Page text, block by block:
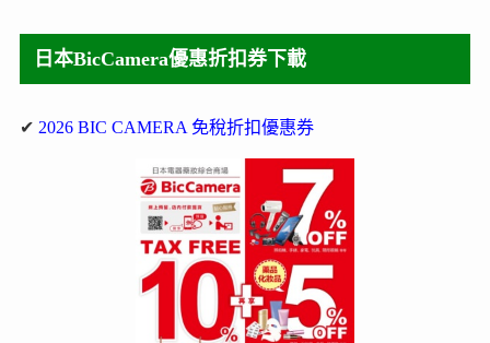
日本BicCamera優惠折扣券下載
✔ 2026 BIC CAMERA 免稅折扣優惠券